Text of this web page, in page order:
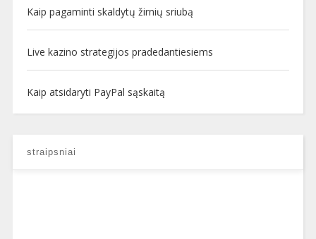
Kaip pagaminti skaldytų žirnių sriubą
Live kazino strategijos pradedantiesiems
Kaip atsidaryti PayPal sąskaitą
straipsniai